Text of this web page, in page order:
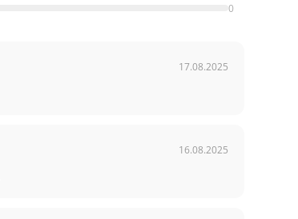
0
17.08.2025
16.08.2025